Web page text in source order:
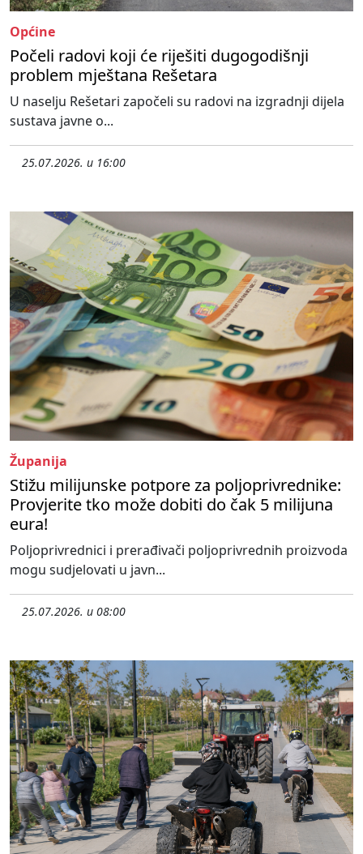
Općine
Počeli radovi koji će riješiti dugogodišnji
problem mještana Rešetara
U naselju Rešetari započeli su radovi na izgradnji dijela
sustava javne o...
25.07.2026. u 16:00
Županija
Stižu milijunske potpore za poljoprivrednike:
Provjerite tko može dobiti do čak 5 milijuna
eura!
Poljoprivrednici i prerađivači poljoprivrednih proizvoda
mogu sudjelovati u javn...
25.07.2026. u 08:00